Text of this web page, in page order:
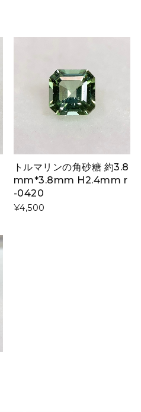
トルマリンの角砂糖 約3.8
mm*3.8mm H2.4mm r
-0420
¥4,500